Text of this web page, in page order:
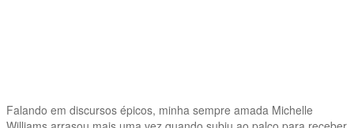
Falando em discursos épicos, minha sempre amada Michelle